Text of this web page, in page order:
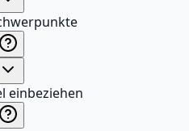
einbeziehen